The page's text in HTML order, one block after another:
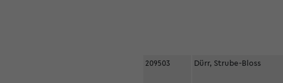
209503 Dürr, Strube-Bloss